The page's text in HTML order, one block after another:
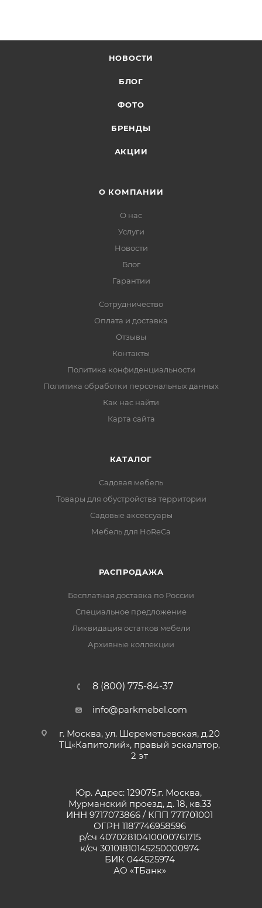
НОВОСТИ
БЛОГ
ФОТО
БРЕНДЫ
АКЦИИ
О КОМПАНИИ
О нас
Услуги
Новости
Блог
Гарантии
Сотрудничество
Оплата и доставка
Отзывы
Контакты
Политика конфиденциальности
Политика обработки персональных данных
Как нас найти
Карта сайта
КАТАЛОГ
Садовая мебель
Товары для обустройства территории
Садовые аксессуары
Мебель для HoReCa
РАСПРОДАЖА
Бесплатная доставка по России
Специальное предложение
Ликвидация остатков мебели
Архивные коллекции
8 (800) 775-84-37
info@parkmebel.com
г. Москва, ул. Шереметьевская, д.20
ТЦ«Капитолий», правый эскалатор,
2 эт
Юр. Адрес: 129075,г. Москва,
Мурманский проезд, д. 18, кв.33
ИНН 9717073866 / КПП 771701001
ОГРН 1187746958596
р/сч 40702810410000761715
к/сч 30101810145250000974
БИК 044525974
АО «ТБанк»